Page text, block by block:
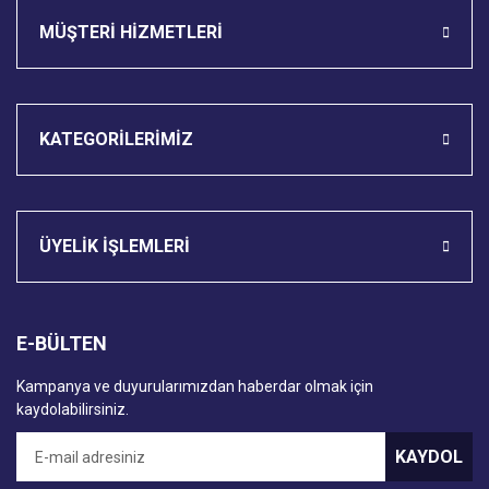
MÜŞTERİ HİZMETLERİ
KATEGORİLERİMİZ
ÜYELİK İŞLEMLERİ
E-BÜLTEN
Kampanya ve duyurularımızdan haberdar olmak için
kaydolabilirsiniz.
KAYDOL